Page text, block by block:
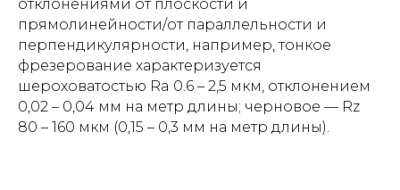
отклонениями от плоскости и
прямолинейности/от параллельности и
перпендикулярности, например, тонкое
фрезерование характеризуется
шероховатостью Ra 0.6 – 2,5 мкм, отклонением
0,02 – 0,04 мм на метр длины; черновое — Rz
80 – 160 мкм (0,15 – 0,3 мм на метр длины).